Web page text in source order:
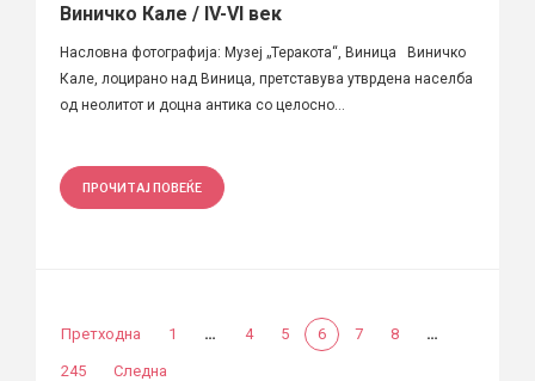
Виничко Кале / IV-VI век
Насловна фотографија: Музеј „Теракота“, Виница Виничко
Кале, лоцирано над Виница, претставува утврдена населба
од неолитот и доцна антика со целосно...
ПРОЧИТАЈ ПОВЕЌЕ
Претходна 1 … 4 5 6 7 8 …
245 Следна